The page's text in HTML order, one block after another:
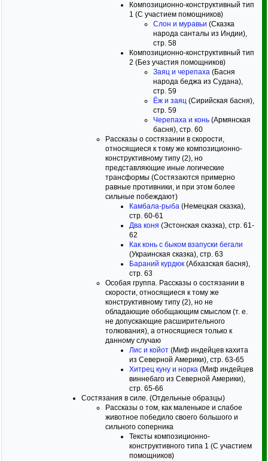
Композиционно-конструктивный тип
1 (С участием помощников)
Слон и муравьи (Сказка
народа санталы из Индии),
стр. 58
Композиционно-конструктивный тип
2 (Без участия помощников)
Заяц и черепаха (Басня
народа беджа из Судана),
стр. 59
Ёж и заяц (Сирийская басня),
стр. 59
Черепаха и конь (Армянская
басня), стр. 60
Рассказы о состязании в скорости,
относящиеся к тому же композиционно-
конструктивному типу (2), но
представляющие иные логические
трансформы (Состязаются примерно
равные противники, и при этом более
сильные побеждают)
Камбала-рыба (Немецкая сказка),
стр. 60-61
Два коня (Эстонская сказка), стр. 61-
62
Как конь с быком взапуски бегали
(Украинская сказка), стр. 63
Бараний курдюк (Абхазская басня),
стр. 63
Особая группа. Рассказы о состязании в
скорости, относящиеся к тому же
конструктивному типу (2), но не
обладающие обобщающим смыслом (т. е.
не допускающие расширительного
толкования), а относящиеся только к
данному случаю
Лис и койот (Миф индейцев кахита
из Северной Америки), стр. 63-65
Хитрец куну и норка (Миф индейцев
виннебаго из Северной Америки),
стр. 65-66
Состязания в силе. (Отдельные образцы)
Рассказы о том, как маленькое и слабое
животное победило своего большого и
сильного соперника
Тексты композиционно-
конструктивного типа 1 (С участием
помощников)